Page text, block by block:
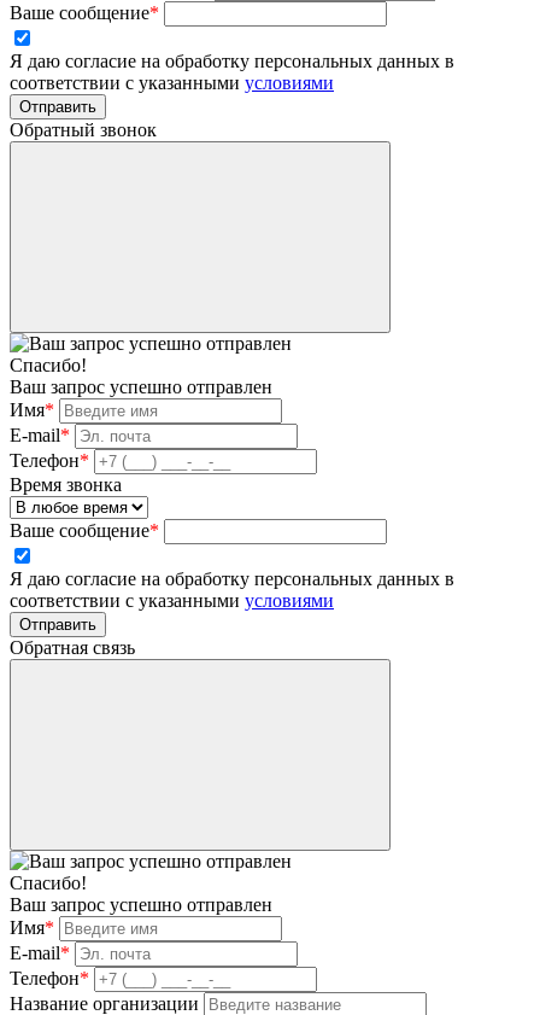
Ваше сообщение*
Я даю согласие на обработку персональных данных в
соответствии с указанными условиями
Отправить
Обратный звонок
Спасибо!
Ваш запрос успешно отправлен
Имя*
E-mail*
Телефон*
Время звонка
Ваше сообщение*
Я даю согласие на обработку персональных данных в
соответствии с указанными условиями
Отправить
Обратная связь
Спасибо!
Ваш запрос успешно отправлен
Имя*
E-mail*
Телефон*
Название организации